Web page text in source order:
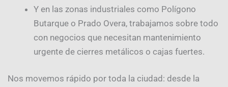
Y en las zonas industriales como Polígono
Butarque o Prado Overa, trabajamos sobre todo
con negocios que necesitan mantenimiento
urgente de cierres metálicos o cajas fuertes.
Nos movemos rápido por toda la ciudad: desde la